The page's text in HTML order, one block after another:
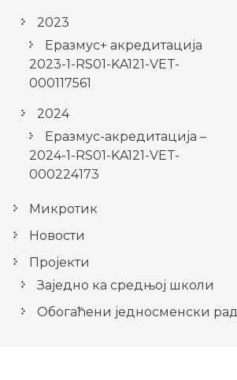
2023
Еразмус+ акредитација
2023-1-RS01-KA121-VET-
000117561
2024
Еразмус-акредитација –
2024-1-RS01-KA121-VET-
000224173
Микротик
Новости
Пројекти
Заједно ка средњој школи
Обогаћени једносменски рад